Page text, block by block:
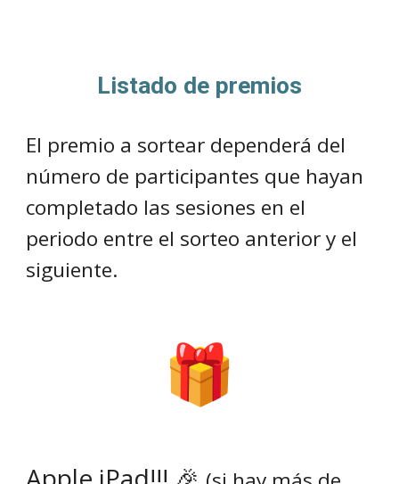
Listado de premios
El premio a sortear dependerá del
número de participantes que hayan
completado las sesiones en el
periodo entre el sorteo anterior y el
siguiente.